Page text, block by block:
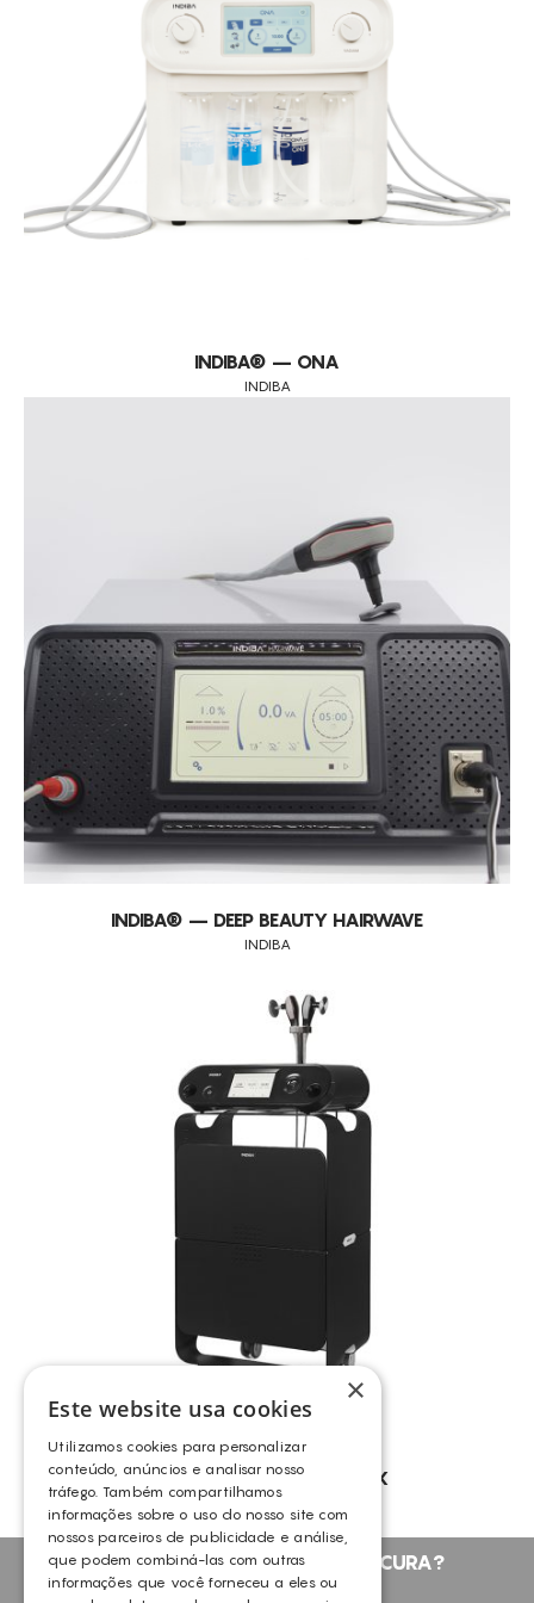
INDIBA® – ONA
INDIBA
INDIBA® – DEEP BEAUTY HAIRWAVE
INDIBA
INDIBA® – EDNA PRO MAX
INDIBA
NÃO ENCONTROU O QUE PROCURA?
FALE CONNOSCO
×
Este website usa cookies
Utilizamos cookies para personalizar
conteúdo, anúncios e analisar nosso
tráfego. Também compartilhamos
informações sobre o uso do nosso site com
nossos parceiros de publicidade e análise,
que podem combiná-las com outras
informações que você forneceu a eles ou